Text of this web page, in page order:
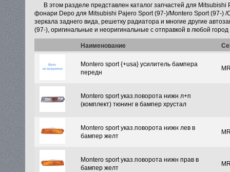
В этом разделе представлен каталог запчастей для
фонари Depo для Mitsubishi Pajero Sport (97-)/Montero Sport (97-)
зеркала заднего вида, решетку радиатора и многие другие
(97-), оригинальные и неоригинальные с отправкой в любой город
Наименование
Montero sport {+usa} усилитель бампера
передн
Montero sport указ.поворота нижн л+п
(комплект) тюнинг в бампер хрустал
Montero sport указ.поворота нижн лев в
бампер желт
Montero sport указ.поворота нижн прав в
бампер желт